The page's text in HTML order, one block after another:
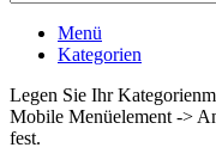
Menü
Kategorien
Legen Sie Ihr
Mobile Menüelement ->
fest.